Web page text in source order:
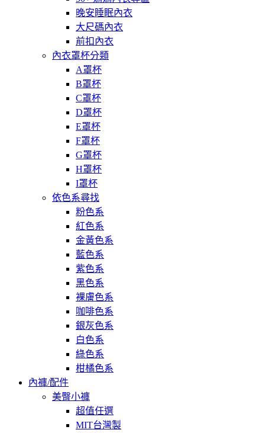
晚安睡眠內衣
大尺碼內衣
前扣內衣
內衣罩杯分類
A罩杯
B罩杯
C罩杯
D罩杯
E罩杯
F罩杯
G罩杯
H罩杯
I罩杯
依色系尋找
粉色系
紅色系
金黃色系
藍色系
紫色系
黑色系
裸膚色系
咖啡色系
銀灰色系
白色系
綠色系
柑橘色系
內褲/配件
美臀小褲
超值任選
MIT台灣製